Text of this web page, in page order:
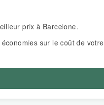
prix à Barcelone.
sur le coût de votre